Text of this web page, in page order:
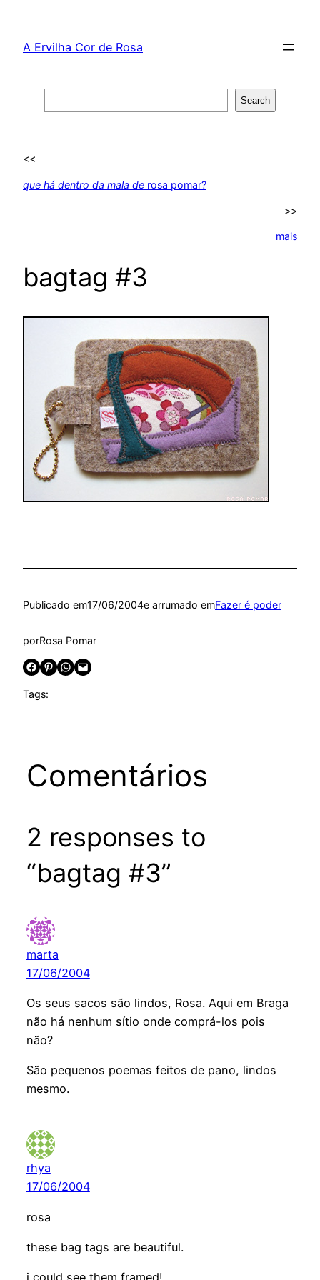
content
A Ervilha Cor de Rosa
Search
<<
que há dentro da mala de rosa pomar?
>>
mais
bagtag #3
Publicado em17/06/2004e arrumado emFazer é poder
porRosa Pomar
Share on Facebook Share on Pinterest Share on WhatsApp Email this Page
Tags:
Comentários
2 responses to
“bagtag #3”
marta
17/06/2004
Os seus sacos são lindos, Rosa. Aqui em Braga
não há nenhum sítio onde comprá-los pois
não?
São pequenos poemas feitos de pano, lindos
mesmo.
rhya
17/06/2004
rosa
these bag tags are beautiful.